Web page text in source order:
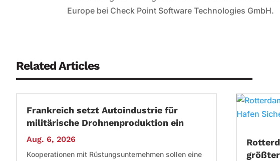
Europe bei Check Point Software Technologies GmbH.
Related Articles
Frankreich setzt Autoindustrie für
militärische Drohnenproduktion ein
Aug. 6, 2026
Kooperationen mit Rüstungsunternehmen sollen eine